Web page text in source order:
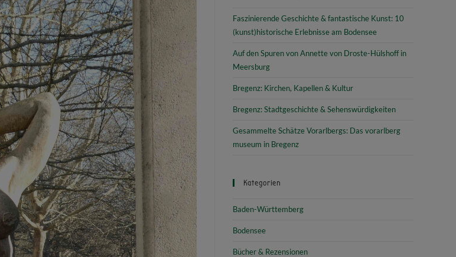
Faszinierende Geschichte & fantastische Kunst: 10
(kunst)historische Erlebnisse am Bodensee
Auf den Spuren von Annette von Droste-Hülshoff in
Meersburg
Bregenz: Kirchen, Kapellen & Kultur
Bregenz: Stadtgeschichte & Sehenswürdigkeiten
Gesammelte Schätze Vorarlbergs: Das vorarlberg
museum in Bregenz
Kategorien
Baden-Württemberg
Bodensee
Bücher & Rezensionen